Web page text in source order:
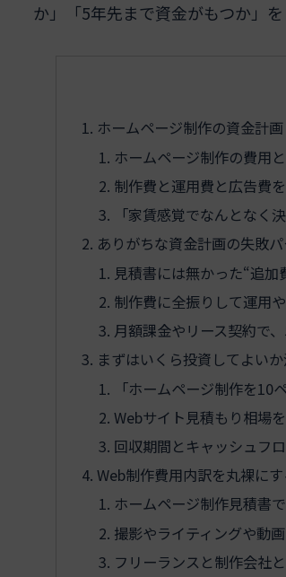
か」「5年先まで資金がもつか」
ホームページ制作の資金計
ホームページ制作の費用
制作費と運用費と広告費
「家賃感覚でなんとなく
ありがちな資金計画の失敗
見積書には無かった“追
制作費に全振りして運用
月額課金やリース契約で
まずはいくら投資してよい
「ホームページ制作を
Webサイト見積もり相場
回収期間とキャッシュフ
Web制作費用内訳を丸裸に
ホームページ制作見積書
撮影やライティングや動
フリーランスと制作会社